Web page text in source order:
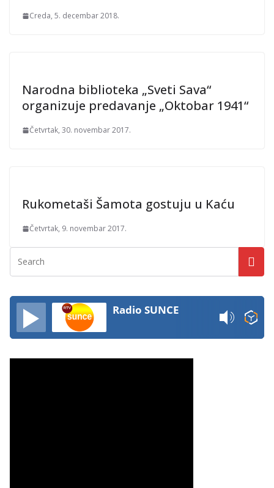
Creda, 5. decembar 2018.
Narodna biblioteka „Sveti Sava“
organizuje predavanje „Oktobar 1941“
Četvrtak, 30. novembar 2017.
Rukometaši Šamota gostuju u Kaću
Četvrtak, 9. novembar 2017.
Radio SUNCE